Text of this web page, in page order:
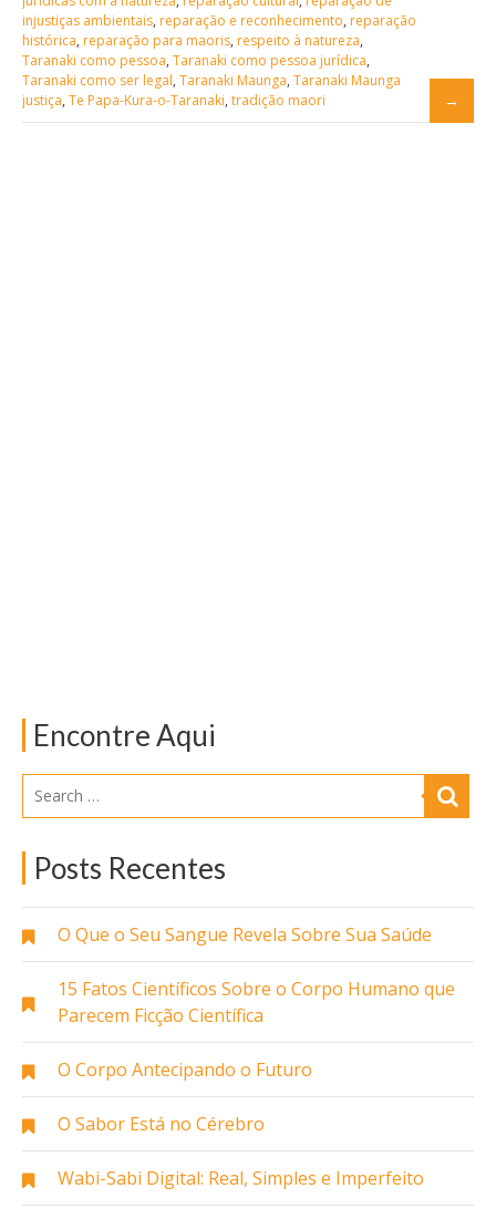
Encontre Aqui
Posts Recentes
O Que o Seu Sangue Revela Sobre Sua Saúde
15 Fatos Científicos Sobre o Corpo Humano que
Parecem Ficção Científica
O Corpo Antecipando o Futuro
O Sabor Está no Cérebro
Wabi-Sabi Digital: Real, Simples e Imperfeito
injustiças ambientais, reparação e reconhecimento, reparação
histórica, reparação para maoris, respeito à natureza,
Taranaki como pessoa, Taranaki como pessoa jurídica,
Taranaki como ser legal, Taranaki Maunga, Taranaki Maunga
justiça, Te Papa-Kura-o-Taranaki, tradição maori